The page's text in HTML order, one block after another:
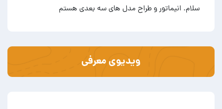
سلام. انیماتور و طراح مدل های سه بعدی هستم
ویدیوی معرفی